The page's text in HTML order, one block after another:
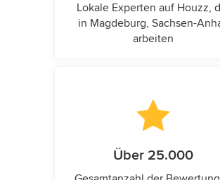
Lokale Experten auf Houzz,
in Magdeburg, Sachsen-
arbeiten
Über 25.000